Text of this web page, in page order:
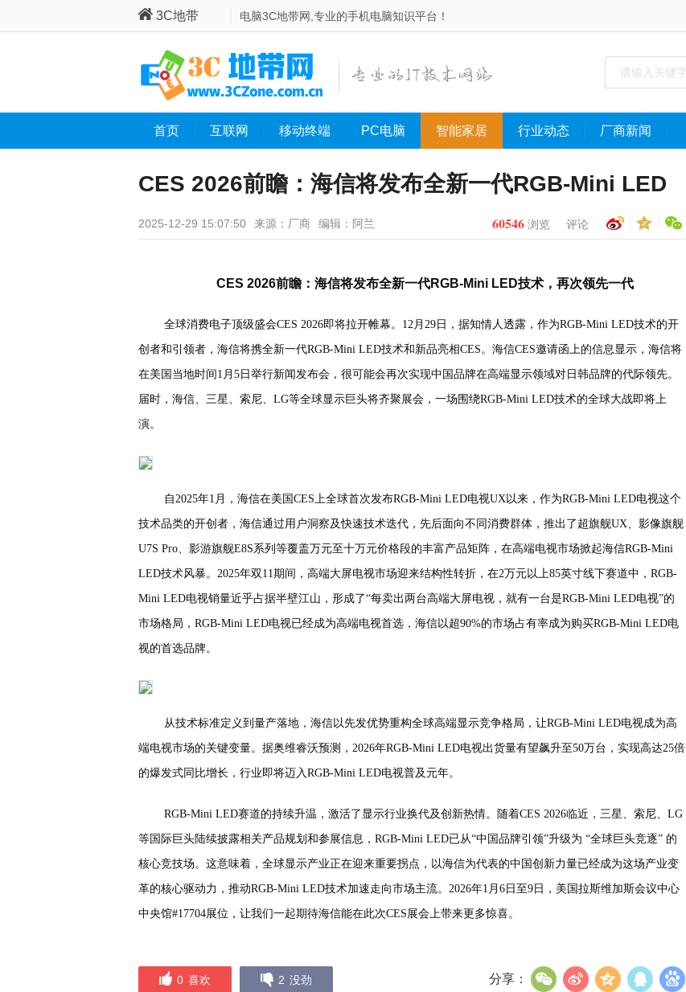
3C地带 电脑3C地带网,专业的手机电脑知识平台！
首页 互联网 移动终端 PC电脑 智能家居 行业动态 厂商新闻
CES 2026前瞻：海信将发布全新一代RGB-Mini LED
技术，再次领先一代
2025-12-29 15:07:50 来源：厂商 编辑：阿兰 60546 浏览 评论
CES 2026前瞻：海信将发布全新一代RGB-Mini LED技术，再次领先一代
全球消费电子顶级盛会CES 2026即将拉开帷幕。12月29日，据知情人透露，作为RGB-Mini LED技术的开
创者和引领者，海信将携全新一代RGB-Mini LED技术和新品亮相CES。海信CES邀请函上的信息显示，海信将
在美国当地时间1月5日举行新闻发布会，很可能会再次实现中国品牌在高端显示领域对日韩品牌的代际领先。
届时，海信、三星、索尼、LG等全球显示巨头将齐聚展会，一场围绕RGB-Mini LED技术的全球大战即将上
演。
自2025年1月，海信在美国CES上全球首次发布RGB-Mini LED电视UX以来，作为RGB-Mini LED电视这个
技术品类的开创者，海信通过用户洞察及快速技术迭代，先后面向不同消费群体，推出了超旗舰UX、影像旗舰
U7S Pro、影游旗舰E8S系列等覆盖万元至十万元价格段的丰富产品矩阵，在高端电视市场掀起海信RGB-Mini
LED技术风暴。2025年双11期间，高端大屏电视市场迎来结构性转折，在2万元以上85英寸线下赛道中，RGB-
Mini LED电视销量近乎占据半壁江山，形成了“每卖出两台高端大屏电视，就有一台是RGB-Mini LED电视”的
市场格局，RGB-Mini LED电视已经成为高端电视首选，海信以超90%的市场占有率成为购买RGB-Mini LED电
视的首选品牌。
从技术标准定义到量产落地，海信以先发优势重构全球高端显示竞争格局，让RGB-Mini LED电视成为高
端电视市场的关键变量。据奥维睿沃预测，2026年RGB-Mini LED电视出货量有望飙升至50万台，实现高达25倍
的爆发式同比增长，行业即将迈入RGB-Mini LED电视普及元年。
RGB-Mini LED赛道的持续升温，激活了显示行业换代及创新热情。随着CES 2026临近，三星、索尼、LG
等国际巨头陆续披露相关产品规划和参展信息，RGB-Mini LED已从“中国品牌引领”升级为 “全球巨头竞逐” 的
核心竞技场。这意味着，全球显示产业正在迎来重要拐点，以海信为代表的中国创新力量已经成为这场产业变
革的核心驱动力，推动RGB-Mini LED技术加速走向市场主流。2026年1月6日至9日，美国拉斯维加斯会议中心
中央馆#17704展位，让我们一起期待海信能在此次CES展会上带来更多惊喜。
分享：
0 喜欢 2 没劲